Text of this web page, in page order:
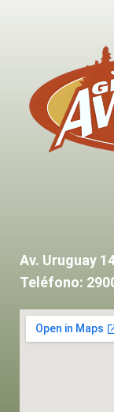
Av. Uruguay
Teléfono: